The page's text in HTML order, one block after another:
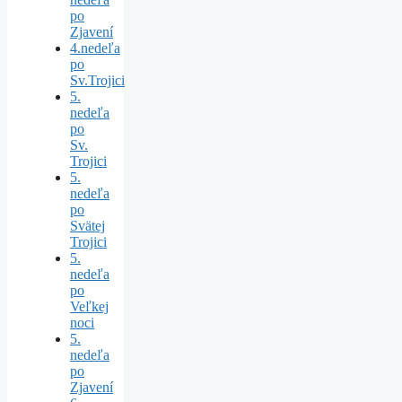
po
Zjavení
4.nedeľa
po
Sv.Trojici
5.
nedeľa
po
Sv.
Trojici
5.
nedeľa
po
Svätej
Trojici
5.
nedeľa
po
Veľkej
noci
5.
nedeľa
po
Zjavení